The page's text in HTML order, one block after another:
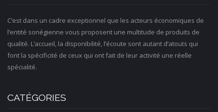
C’est dans un cadre exceptionnel que les acteurs économiques de
l’entité sonégienne vous proposent une multitude de produits de
qualité. L’accueil, la disponibilité, l’écoute sont autant d’atouts qui
font la spécificité de ceux qui ont fait de leur activité une réelle
spécialité.
CATÉGORIES